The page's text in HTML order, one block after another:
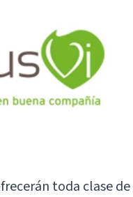
toda clase